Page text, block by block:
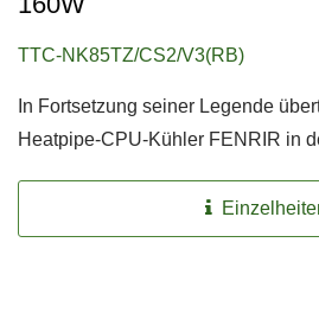
TTC-NK85TZ/CS2/V3(RB)
In Fortsetzung seiner Legende
Heatpipe-CPU-Kühler FENRIR in